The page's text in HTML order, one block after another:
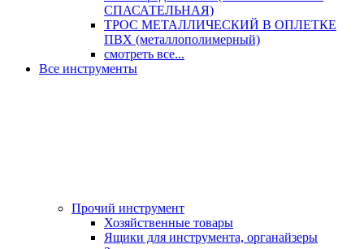
СПАСАТЕЛЬНАЯ)
ТРОС МЕТАЛЛИЧЕСКИЙ В ОПЛЕТКЕ
ПВХ (металлополимерный)
смотреть все...
Все инструменты
Прочий инструмент
Хозяйственные товары
Ящики для инструмента, органайзеры